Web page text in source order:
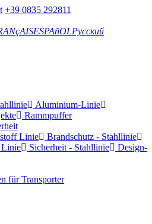
+39 0835 292811
ESPAñOLРусский
Aluminium-Linie
Rammpuffer
Linie
Brandschutz - Stahllinie
Linie
Sicherheit - Stahllinie
Design-
für Transporter